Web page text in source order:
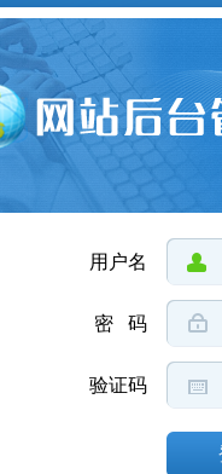
用户名
密 码
验证码